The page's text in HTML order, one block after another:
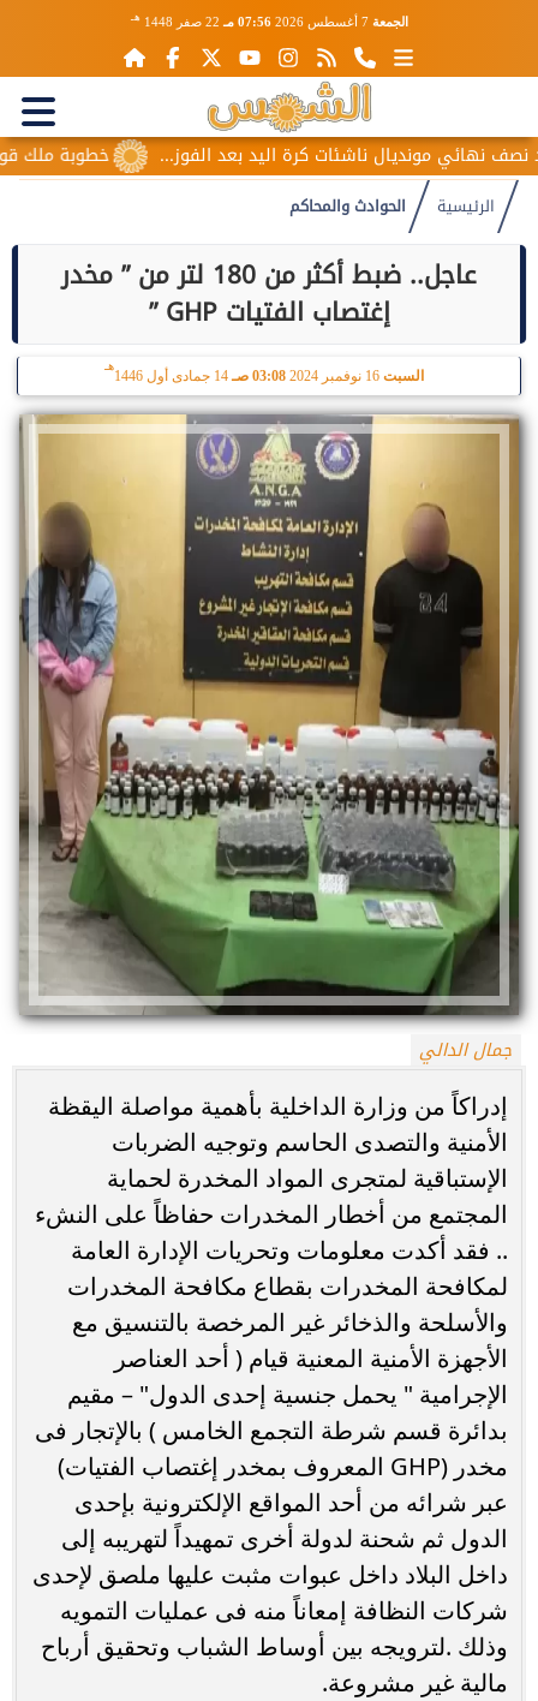
الجمعة 7 أغسطس 2026 07:56 مـ 22 صفر 1448 هـ
خطوبة ملك قورة ويوسف ناشئات كرة اليد بعد الفوز...
الرئيسية الحوادث والمحاكم
عاجل.. ضبط أكثر من 180 لتر من ” مخدر
إغتصاب الفتيات GHP ”
السبت 03:08 صـ 14 جمادى أول 1446
هـ
جمال الدالي
إدراكاً من وزارة الداخلية بأهمية مواصلة اليقظة
الأمنية والتصدى الحاسم وتوجيه الضربات
الإستباقية لمتجرى المواد المخدرة لحماية
المجتمع من أخطار المخدرات حفاظاً على النشء
.. فقد أكدت معلومات وتحريات الإدارة العامة
لمكافحة المخدرات بقطاع مكافحة المخدرات
والأسلحة والذخائر غير المرخصة بالتنسيق مع
الأجهزة الأمنية المعنية قيام ( أحد العناصر
الإجرامية " يحمل جنسية إحدى الدول" – مقيم
بدائرة قسم شرطة التجمع الخامس ) بالإتجار فى
مخدر (GHP المعروف بمخدر إغتصاب الفتيات)
عبر شرائه من أحد المواقع الإلكترونية بإحدى
الدول ثم شحنة لدولة أخرى تمهيداً لتهريبه إلى
داخل البلاد داخل عبوات مثبت عليها ملصق لإحدى
شركات النظافة إمعاناً منه فى عمليات التمويه
وذلك .لترويجه بين أوساط الشباب وتحقيق أرباح
مالية غير مشروعة.